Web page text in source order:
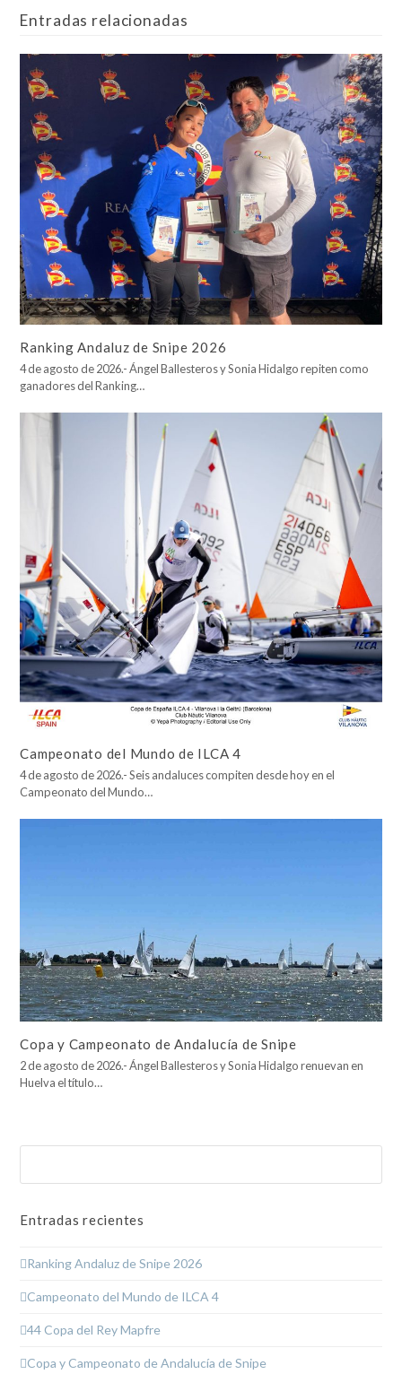
Entradas relacionadas
Ranking Andaluz de Snipe 2026
4 de agosto de 2026.- Ángel Ballesteros y Sonia Hidalgo repiten como
ganadores del Ranking…
Campeonato del Mundo de ILCA 4
4 de agosto de 2026.- Seis andaluces compiten desde hoy en el
Campeonato del Mundo…
Copa y Campeonato de Andalucía de Snipe
2 de agosto de 2026.- Ángel Ballesteros y Sonia Hidalgo renuevan en
Huelva el título…
Entradas recientes
Ranking Andaluz de Snipe 2026
Campeonato del Mundo de ILCA 4
44 Copa del Rey Mapfre
Copa y Campeonato de Andalucía de Snipe